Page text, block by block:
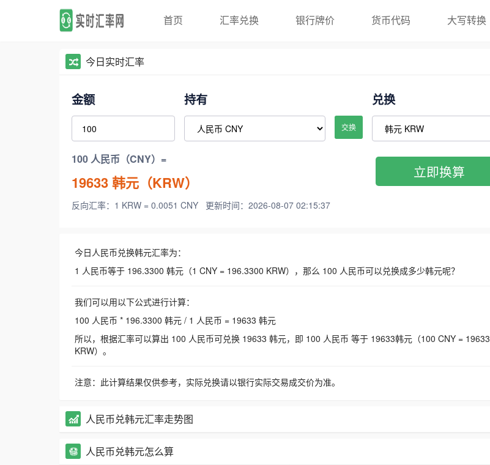
首页 汇率兑换 银行牌价 货币代码 大写转换
今日实时汇率
金额 持有
交换
兑换
100 人民币（CNY）=
19633韩元（KRW）
反向汇率：1 KRW = 0.0051 CNY 更新时间：2026-08-07 02:15:37
立即换算
今日人民币兑换韩元汇率为：
1 人民币等于 196.3300 韩元（1 CNY = 196.3300 KRW），那么 100 人民币可以兑换成多少韩元呢？
我们可以用以下公式进行计算：
100 人民币 * 196.3300 韩元 / 1 人民币 = 19633 韩元
所以，根据汇率可以算出 100 人民币可兑换 19633 韩元，即 100 人民币 等于 19633韩元（100 CNY = 19633
KRW）。
注意：此计算结果仅供参考，实际兑换请以银行实际交易成交价为准。
人民币兑韩元汇率走势图
人民币兑韩元怎么算